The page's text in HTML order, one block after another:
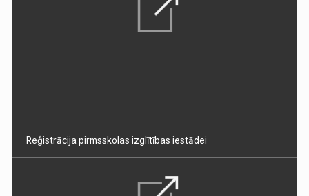
Reģistrācija pirmsskolas izglītības iestādei